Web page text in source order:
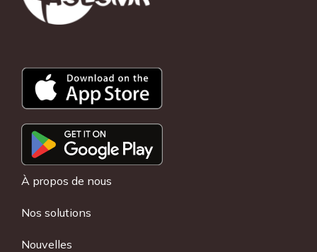
À propos de nous
Nos solutions
Nouvelles